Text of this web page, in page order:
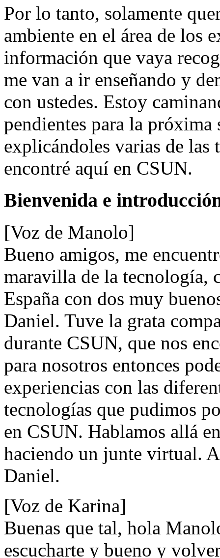
Por lo tanto, solamente
ambiente en el área de los
información que vaya
me van a ir enseñando y
con ustedes. Estoy
pendientes para la próxima
explicándoles varias de las
encontré aquí en CSUN.
Bienvenida e
[Voz de Manolo]
Bueno amigos, me
maravilla de la tecnología,
España con dos muy
Daniel. Tuve la grata
durante CSUN, que nos
para nosotros entonces
experiencias con las
tecnologías que pudimos
en CSUN. Hablamos allá
haciendo un junte virtual.
Daniel.
[Voz de Karina]
Buenas que tal, hola
escucharte y bueno y